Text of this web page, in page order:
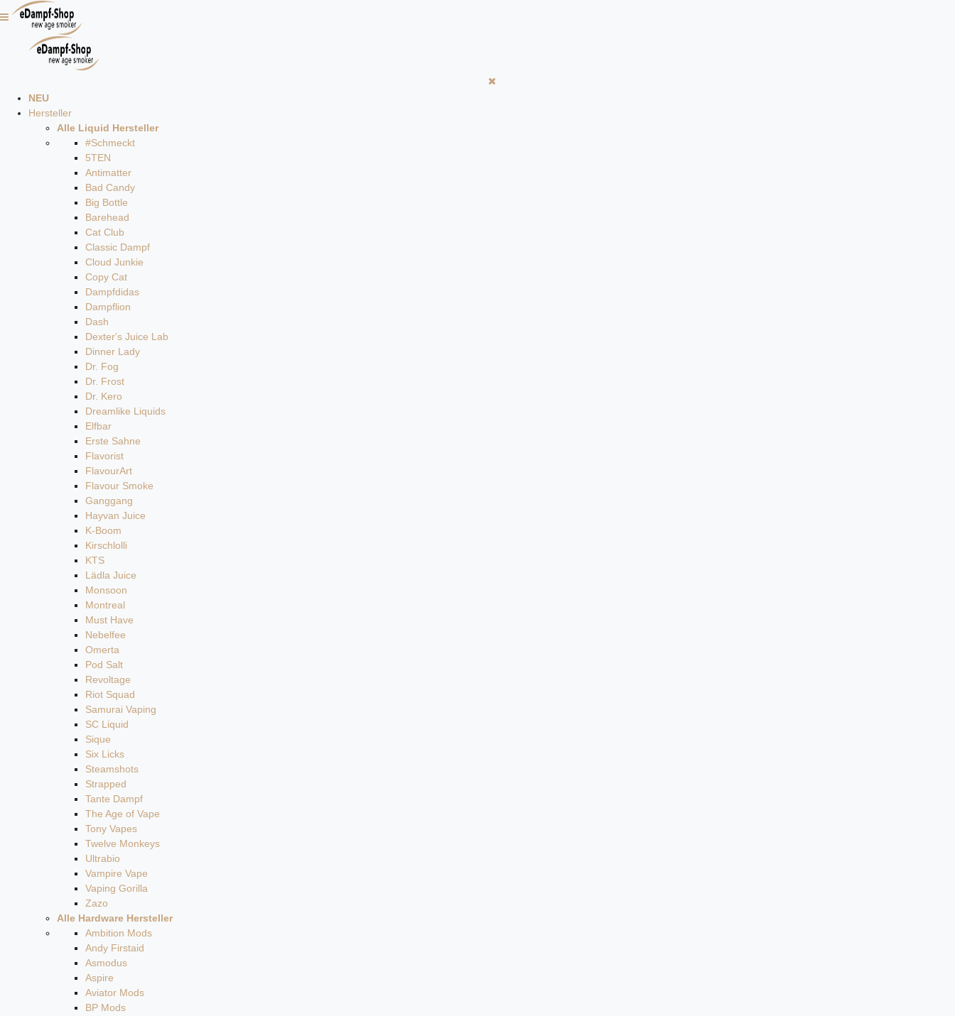
NEU
Hersteller
Alle Liquid Hersteller
#Schmeckt
5TEN
Antimatter
Bad Candy
Big Bottle
Barehead
Cat Club
Classic Dampf
Cloud Junkie
Copy Cat
Dampfdidas
Dampflion
Dash
Dexter's Juice Lab
Dinner Lady
Dr. Fog
Dr. Frost
Dr. Kero
Dreamlike Liquids
Elfbar
Erste Sahne
Flavorist
FlavourArt
Flavour Smoke
Ganggang
Hayvan Juice
K-Boom
Kirschlolli
KTS
Lädla Juice
Monsoon
Montreal
Must Have
Nebelfee
Omerta
Pod Salt
Revoltage
Riot Squad
Samurai Vaping
SC Liquid
Sique
Six Licks
Steamshots
Strapped
Tante Dampf
The Age of Vape
Tony Vapes
Twelve Monkeys
Ultrabio
Vampire Vape
Vaping Gorilla
Zazo
Alle Hardware Hersteller
Ambition Mods
Andy Firstaid
Asmodus
Aspire
Aviator Mods
BP Mods